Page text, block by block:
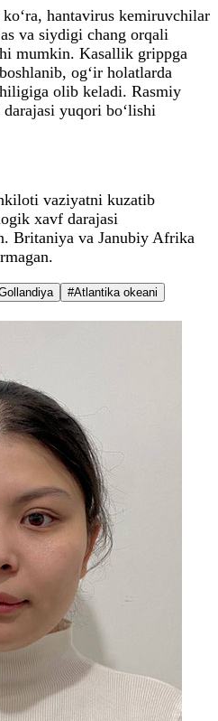
hantavirus kemiruvchilar
va siydigi chang orqali
mumkin. Kasallik grippga
og‘ir holatlarda
olib keladi. Rasmiy
yuqori bo‘lishi
vaziyatni kuzatib
xavf darajasi
Britaniya va Janubiy Afrika
#Atlantika okeani